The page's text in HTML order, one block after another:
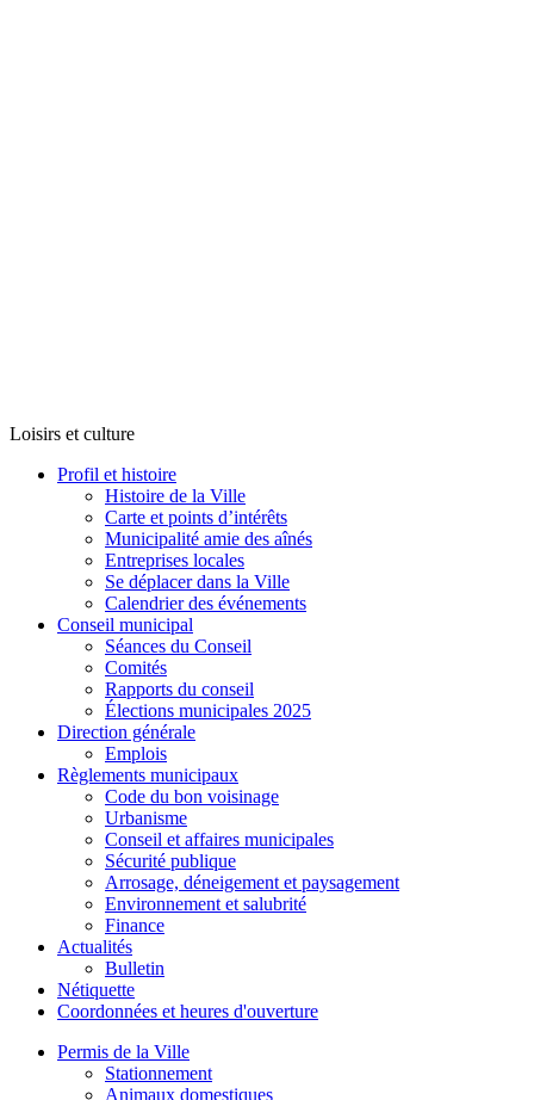
Loisirs et culture
Profil et histoire
Histoire de la Ville
Carte et points d’intérêts
Municipalité amie des aînés
Entreprises locales
Se déplacer dans la Ville
Calendrier des événements
Conseil municipal
Séances du Conseil
Comités
Rapports du conseil
Élections municipales 2025
Direction générale
Emplois
Règlements municipaux
Code du bon voisinage
Urbanisme
Conseil et affaires municipales
Sécurité publique
Arrosage, déneigement et paysagement
Environnement et salubrité
Finance
Actualités
Bulletin
Nétiquette
Coordonnées et heures d'ouverture
Permis de la Ville
Stationnement
Animaux domestiques